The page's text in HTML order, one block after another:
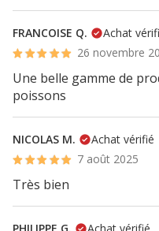
FRANCOISE Q.
Achat
26 novembre
Une belle gamme de
poissons
NICOLAS M.
Achat vérifié
7 août 2025
Très bien